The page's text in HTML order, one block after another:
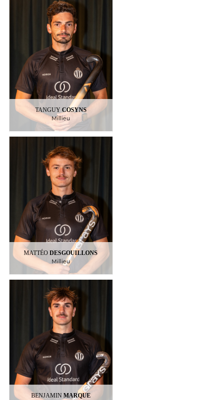
TANGUY COSYNS
Millieu
TANGUY
COSYNS
Millieu
32
: Belgique
Palmarès
:
Champion de Belgique, Vice
Champion Olympique
MATTÉODESGOUILLONS
Millieu
DESGOUILLONS
Millieu
3
BENJAMIN MARQUE
BENJAMIN
MARQUE
Millieu
18